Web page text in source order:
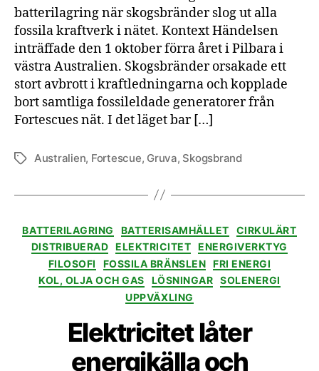
batterilagring när skogsbränder slog ut alla
fossila kraftverk i nätet. Kontext Händelsen
inträffade den 1 oktober förra året i Pilbara i
västra Australien. Skogsbränder orsakade ett
stort avbrott i kraftledningarna och kopplade
bort samtliga fossileldade generatorer från
Fortescues nät. I det läget bar […]
EtiketterAustralien, Fortescue, Gruva, Skogsbrand
Kategorier
BATTERILAGRING BATTERISAMHÄLLET
CIRKULÄRT
DISTRIBUERAD ELEKTRICITET
ENERGIVERKTYG
FILOSOFI
FOSSILA BRÄNSLEN FRI ENERGI
KOL, OLJA OCH GAS
LÖSNINGAR
SOLENERGI
UPPVÄXLING
Elektricitet låter
energikälla och